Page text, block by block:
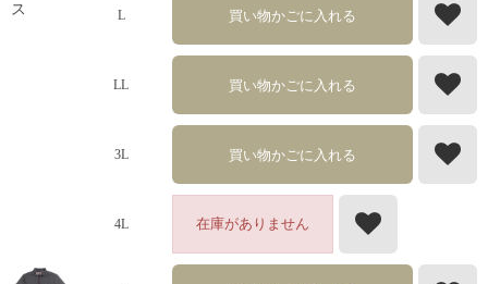
ス
L 買い物かごに入れる
LL 買い物かごに入れる
3L 買い物かごに入れる
4L 在庫がありません